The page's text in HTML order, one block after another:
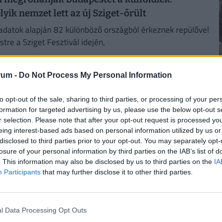
- Do Not Process My Personal Information
opt-out of the sale, sharing to third parties, or processing of your
for targeted advertising by us, please use the below opt-out
selection. Please note that after your opt-out request is processed
interest-based ads based on personal information utilized by us
to third parties prior to your opt-out. You may separately
of your personal information by third parties on the IAB’s list of
This information may also be disclosed by us to third parties on the
Participants that may further disclose it to other third parties.
Data Processing Opt Outs
nemzet lett az új Sziget-őrült
alapján 82 különböző országból érkeznek repülővel
a Sziget Fesztivál idején,
fellépők koncertjeit
koncertjeinek felvételét még a nyár folyamán láthatják
fellépések korlátozott ideig a Médiaklikken is
lesznek.